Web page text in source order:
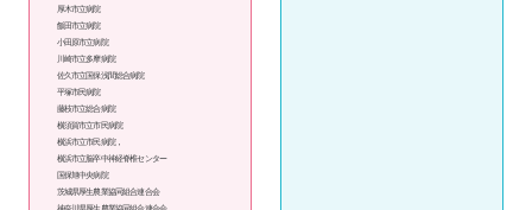
厚木市立病院
飯田市立病院
小田原市立病院
川崎市立多摩病院
佐久市立国保浅間総合病院
平塚市民病院
藤枝市立総合病院
横須賀市立市民病院
横浜市立市民病院，
横浜市立脳卒中神経脊椎センター
国保旭中央病院
茨城県厚生農業協同組合連合会